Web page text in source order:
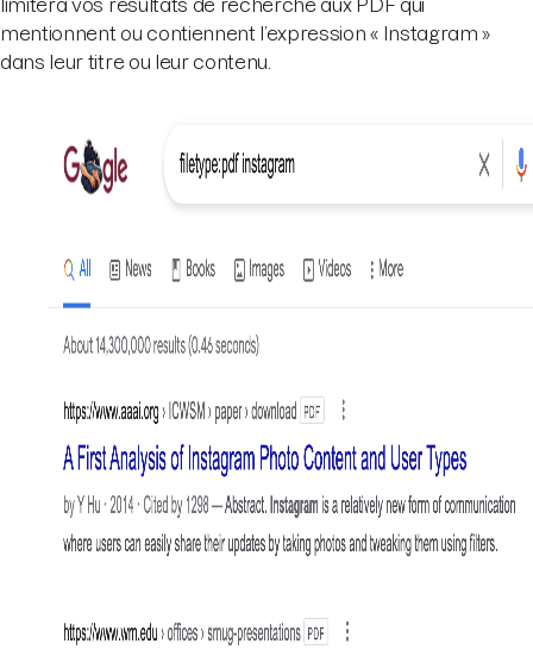
limitera vos résultats de recherche aux PDF qui
mentionnent ou contiennent l’expression « Instagram »
dans leur titre ou leur contenu.